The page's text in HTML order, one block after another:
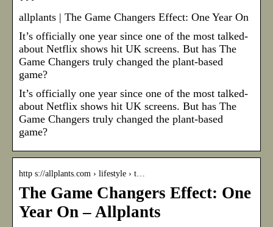
allplants | The Game Changers Effect: One Year On
It’s officially one year since one of the most talked-
about Netflix shows hit UK screens. But has The
Game Changers truly changed the plant-based
game?
It’s officially one year since one of the most talked-
about Netflix shows hit UK screens. But has The
Game Changers truly changed the plant-based
game?
http s://allplants.com › lifestyle › t…
The Game Changers Effect: One
Year On – Allplants